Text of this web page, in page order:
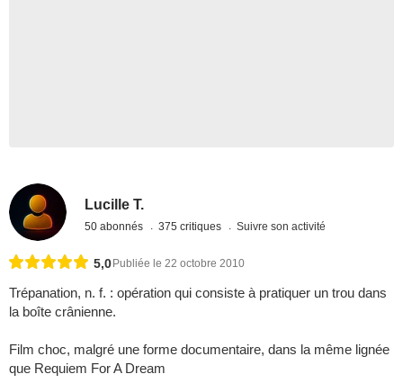
Lucille T.
50 abonnés 375 critiques Suivre son activité
5,0 Publiée le 22 octobre 2010
Trépanation, n. f. : opération qui consiste à pratiquer un trou dans
la boîte crânienne.
Film choc, malgré une forme documentaire, dans la même lignée
que Requiem For A Dream